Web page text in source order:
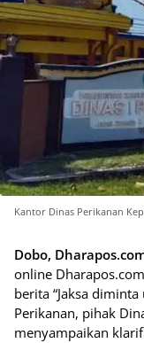
Kantor Dinas Perikanan
Dobo,
online
berita “Jaksa
Perikanan, pihak
menyampaikan